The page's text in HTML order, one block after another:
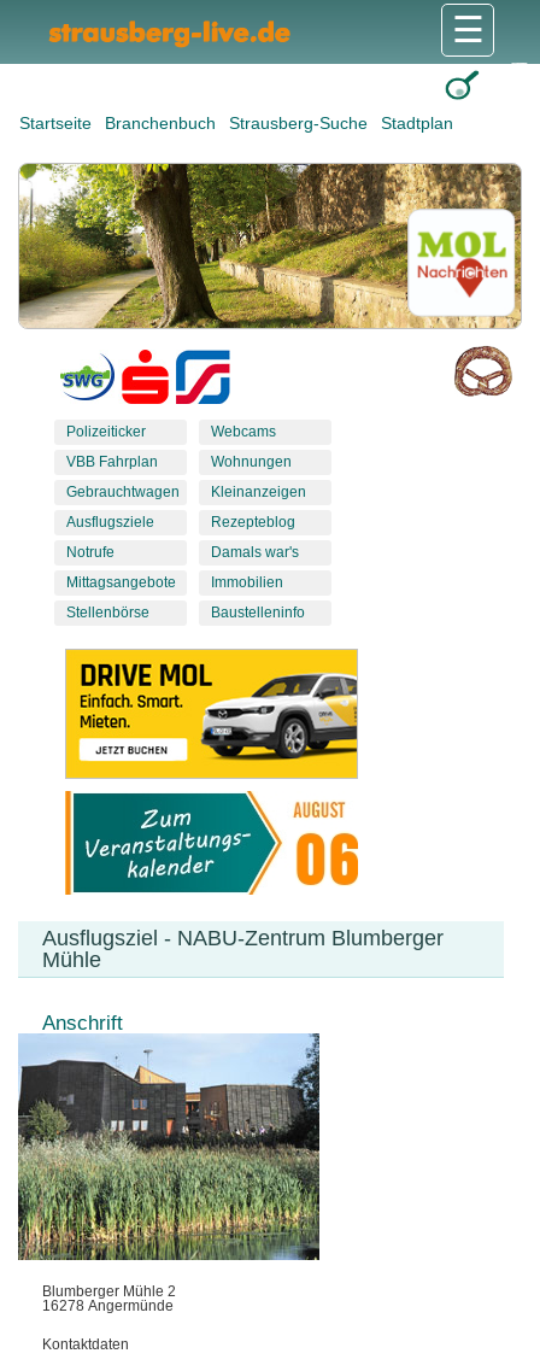
Startseite Branchenbuch Strausberg-Suche Stadtplan
☰
Polizeiticker
VBB Fahrplan
Gebrauchtwagen
Ausflugsziele
Notrufe
Mittagsangebote
Stellenbörse
Webcams
Wohnungen
Kleinanzeigen
Rezepteblog
Damals war's
Immobilien
Baustelleninfo
Ausflugsziel - NABU-Zentrum Blumberger
Mühle
Anschrift
Blumberger Mühle 2
16278 Angermünde
Kontaktdaten